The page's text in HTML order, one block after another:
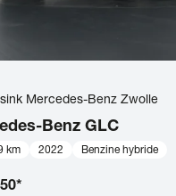
Mercedes-Benz Zwolle
Benz GLC
km 2022 Benzine hybride
*